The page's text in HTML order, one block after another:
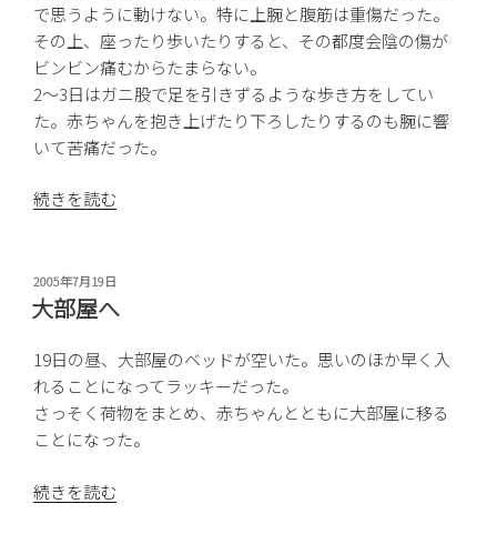
で思うように動けない。特に上腕と腹筋は重傷だった。
その上、座ったり歩いたりすると、その都度会陰の傷が
ビンビン痛むからたまらない。
2〜3日はガニ股で足を引きずるような歩き方をしてい
た。赤ちゃんを抱き上げたり下ろしたりするのも腕に響
いて苦痛だった。
“入
の
あ
こ
れ”
の
続きを読む
投
稿
日:
2005年7月19日
大部屋へ
19日の昼、大部屋のベッドが空いた。思いのほか早く入
れることになってラッキーだった。
さっそく荷物をまとめ、赤ちゃんとともに大部屋に移る
ことになった。
“大
続きを読む